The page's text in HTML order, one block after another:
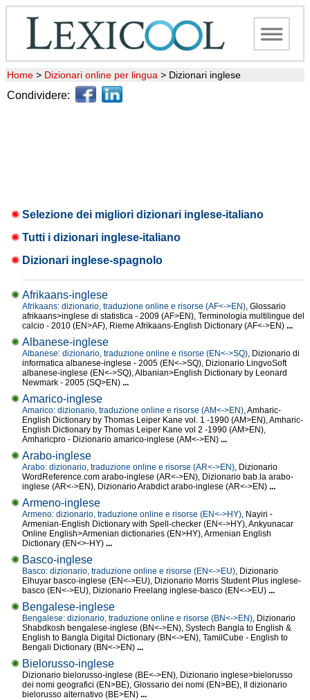
Home > Dizionari online per lingua > Dizionari inglese
Condividere:
Selezione dei migliori dizionari inglese-italiano
Tutti i dizionari inglese-italiano
Dizionari inglese-spagnolo
Afrikaans-inglese
Afrikaans: dizionario, traduzione online e risorse (AF<->EN), Glossario
afrikaans>inglese di statistica - 2009 (AF>EN), Terminologia multilingue del
calcio - 2010 (EN>AF), Rieme Afrikaans-English Dictionary (AF<->EN) ...
Albanese-inglese
Albanese: dizionario, traduzione online e risorse (EN<->SQ), Dizionario di
informatica albanese-inglese - 2005 (EN<->SQ), Dizionario LingvoSoft
albanese-inglese (EN<->SQ), Albanian>English Dictionary by Leonard
Newmark - 2005 (SQ>EN) ...
Amarico-inglese
Amarico: dizionario, traduzione online e risorse (AM<->EN), Amharic-
English Dictionary by Thomas Leiper Kane vol. 1 -1990 (AM>EN), Amharic-
English Dictionary by Thomas Leiper Kane vol 2 -1990 (AM>EN),
Amharicpro - Dizionario amarico-inglese (AM<->EN) ...
Arabo-inglese
Arabo: dizionario, traduzione online e risorse (AR<->EN), Dizionario
WordReference.com arabo-inglese (AR<->EN), Dizionario bab.la arabo-
inglese (AR<->EN), Dizionario Arabdict arabo-inglese (AR<->EN) ...
Armeno-inglese
Armeno: dizionario, traduzione online e risorse (EN<->HY), Nayiri -
Armenian-English Dictionary with Spell-checker (EN<->HY), Ankyunacar
Online English>Armenian dictionaries (EN>HY), Armenian English
Dictionary (EN<>-HY) ...
Basco-inglese
Basco: dizionario, traduzione online e risorse (EN<->EU), Dizionario
Elhuyar basco-inglese (EN<->EU), Dizionario Morris Student Plus inglese-
basco (EN<->EU), Dizionario Freelang inglese-basco (EN<->EU) ...
Bengalese-inglese
Bengalese: dizionario, traduzione online e risorse (BN<->EN), Dizionario
Shabdkosh bengalese-inglese (BN<->EN), Systech Bangla to English &
English to Bangla Digital Dictionary (BN<->EN), TamilCube - English to
Bengali Dictionary (BN<->EN) ...
Bielorusso-inglese
Dizionario bielorusso-inglese (BE<->EN), Dizionario inglese>bielorusso
dei nomi geografici (EN>BE), Glossario dei nomi (EN>BE), Il dizionario
bielorusso alternativo (BE>EN) ...